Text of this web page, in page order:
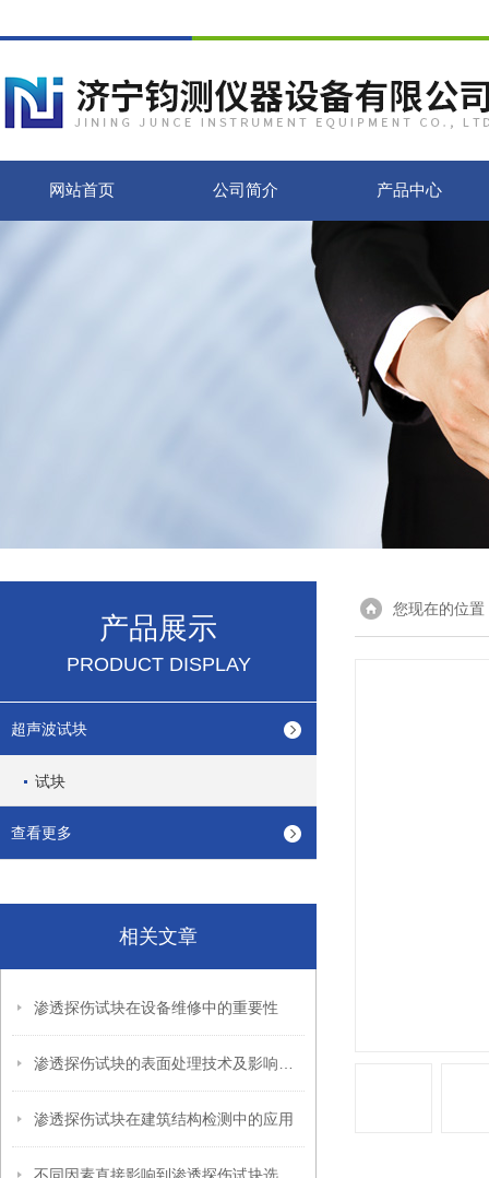
网站首页 公司简介 产品中心
产品展示
PRODUCT DISPLAY
超声波试块
试块
查看更多
相关文章
渗透探伤试块在设备维修中的重要性
渗透探伤试块在建筑结构检测中的应用
您现在的位置